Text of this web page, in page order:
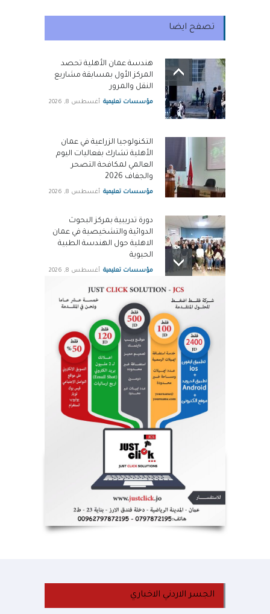
تصفح ايضا
هندسة عمان الأهلية تحصد
المركز الأول بمسابقة مشاريع
النقل والمرور
مؤسسات تعليمية أغسطس 8, 2026
التكنولوجيا الزراعية في عمان
الأهلية تشارك بفعاليات اليوم
العالمي لمكافحة التصحر
والجفاف 2026
مؤسسات تعليمية أغسطس 8, 2026
دورة تدريبية بمركز البحوث
الدوائية والتشخيصية في عمان
الاهلية حول الهندسة الطبية
الحيوية
مؤسسات تعليمية أغسطس 8, 2026
الرواد ضمن قائمة فوربس لأقوى
الرؤساء التنفيذيين في الشرق
الأوسط لعام 2026
شركات واعمال أغسطس 8, 2026
فيديو لفرقة من طلبة عمان
الأهلية بعنوان : " دايماً بالعالي ،
مؤسسات تعليمية أغسطس 9, 2026
الجسر الاردني الاخباري